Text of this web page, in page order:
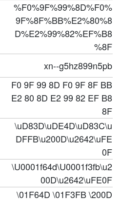
%F0%9F%99%8D%F0%
9F%8F%BB%E2%80%8
D%E2%99%82%EF%B8
%8F
xn--g5hz899n5pb
F0 9F 99 8D F0 9F 8F BB
E2 80 8D E2 99 82 EF B8
8F
\uD83D\uDE4D\uD83C\u
DFFB\u200D\u2642\uFE
0F
\U0001f64d\U0001f3fb\u2
00D\u2642\uFE0F
\01F64D \01F3FB \200D